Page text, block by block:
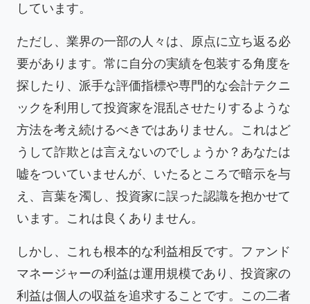
しています。
ただし、業界の一部の人々は、原点に立ち返る必
要があります。常に自分の実績を包装する角度を
探したり、派手な評価指標や専門的な会計テクニ
ックを利用して投資家を混乱させたりするような
方法を考え続けるべきではありません。これはど
うして詐欺とは言えないのでしょうか？あなたは
嘘をついていませんが、いたるところで暗示を与
え、言葉を濁し、投資家に誤った認識を抱かせて
います。これは良くありません。
しかし、これも根本的な利益相反です。ファンド
マネージャーの利益は運用規模であり、投資家の
利益は個人の収益を追求することです。この二者